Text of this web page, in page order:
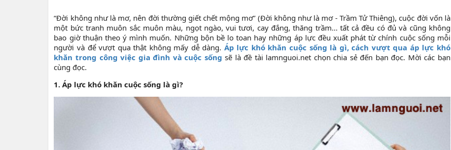
“Đời không như là mơ, nên đời thường giết chết mộng mơ” (Đời không như là mơ - Trầm Tử Thiêng), cuộc đời vốn là
một bức tranh muôn sắc muôn màu, ngọt ngào, vui tươi, cay đắng, thăng trầm... tất cả đều có đủ và cũng không
bao giờ thuận theo ý mình muốn. Những bộn bề lo toan hay những áp lực đều xuất phát từ chính cuộc sống mỗi
người và để vượt qua thật không mấy dễ dàng. Áp lực khó khăn cuộc sống là gì, cách vượt qua áp lực khó
khăn trong công việc gia đình và cuộc sống sẽ là đề tài lamnguoi.net chọn chia sẻ đến bạn đọc. Mời các bạn
cùng đọc.
1. Áp lực khó khăn cuộc sống là gì?